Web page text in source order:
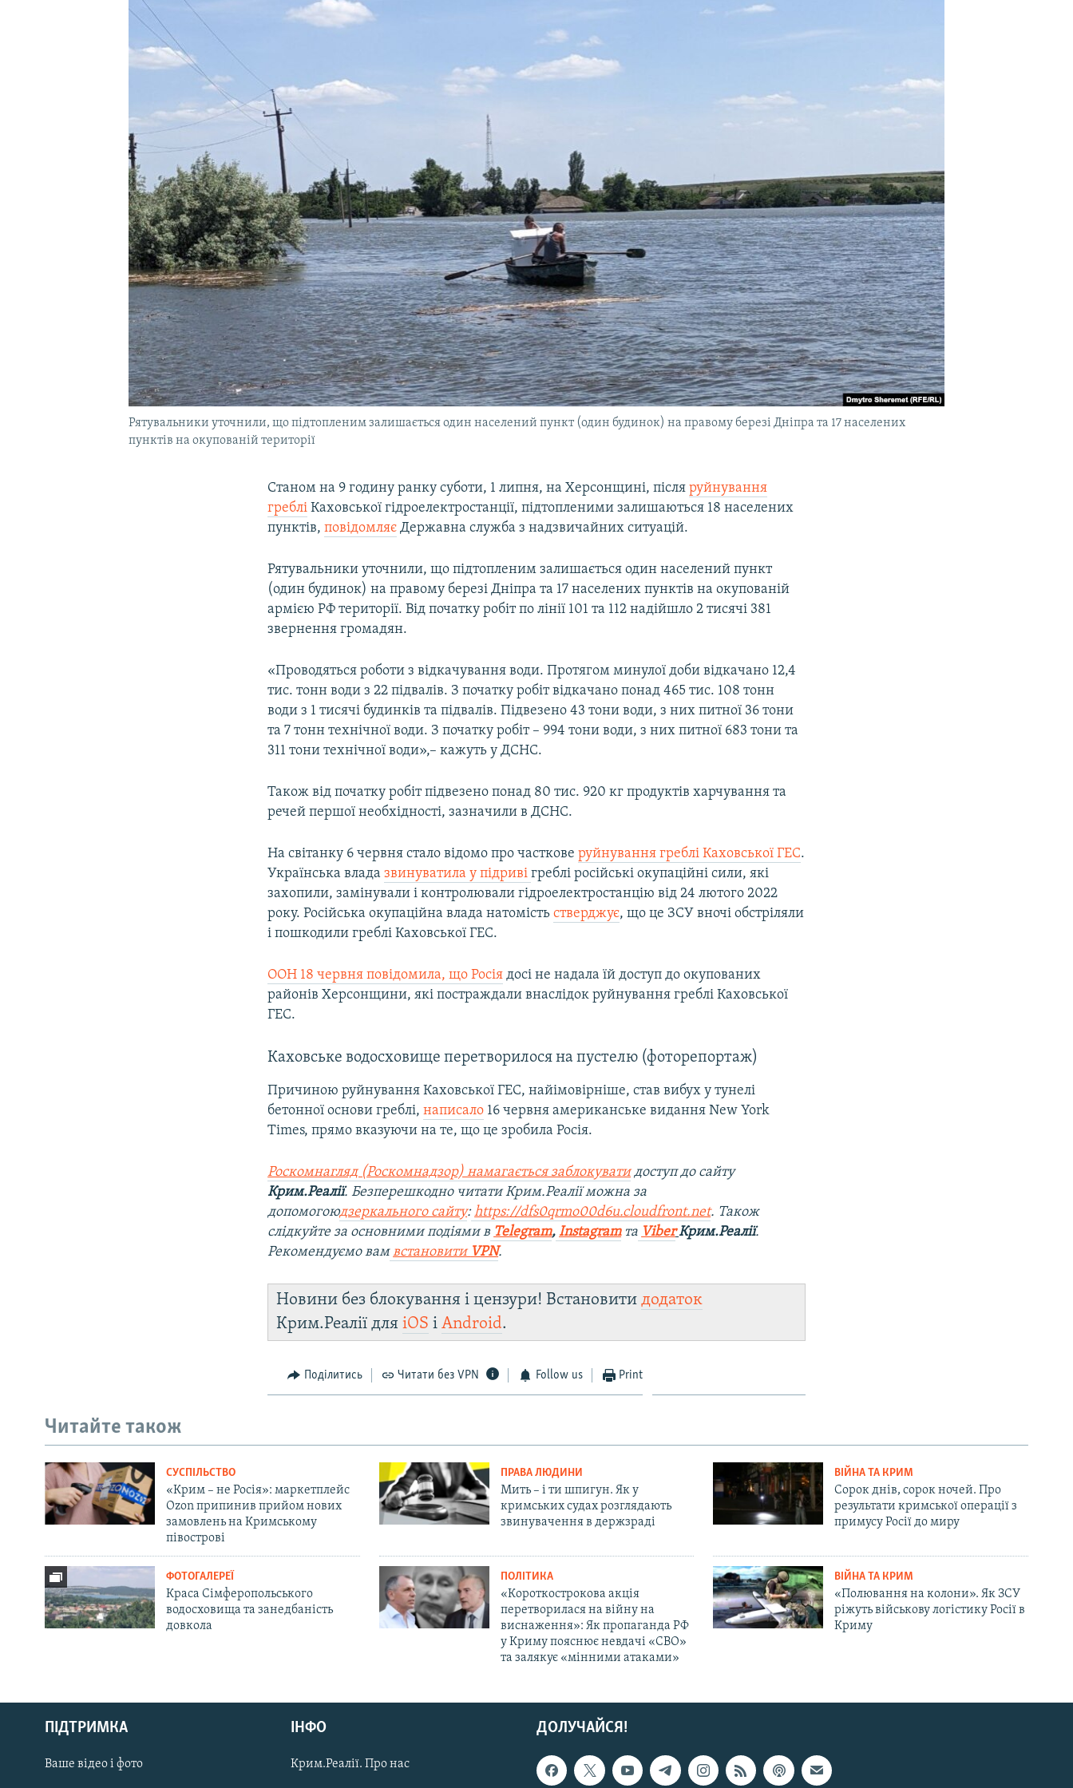
УКРАЇНСЬКА ПРОБЛЕМА КРИМУ
Русский
Qırımtatar
ДОЛУЧАЙСЯ!
Рятувальники уточнили, що підтопленим залишається один населений пункт (один будинок) на правому березі Дніпра та 17 населених
пунктів на окупованій території
Станом на 9 годину ранку суботи, 1 липня, на Херсонщині, післяруйнування
греблі Каховської гідроелектростанції, підтопленими залишаються 18 населених
пунктів,повідомляє Державна служба з надзвичайних ситуацій.
Рятувальники уточнили, що підтопленим залишається один населений пункт
(один будинок) на правому березі Дніпра та 17 населених пунктів на окупованій
армією РФ території. Від початку робіт по лінії 101 та 112 надійшло 2 тисячі 381
звернення громадян.
«Проводяться роботи з відкачування води. Протягом минулої доби відкачано 12,4
тис. тонн води з 22 підвалів. З початку робіт відкачано понад 465 тис. 108 тонн
води з 1 тисячі будинків та підвалів. Підвезено 43 тони води, з них питної 36 тони
та 7 тонн технічної води. З початку робіт – 994 тони води, з них питної 683 тони та
311 тони технічної води»,– кажуть у ДСНС.
Також від початку робіт підвезено понад 80 тис. 920 кг продуктів харчування та
речей першої необхідності, зазначили в ДСНС.
На світанку 6 червня стало відомо про частковеруйнування гребліКаховської ГЕС.
Українська владазвинуватила у підривігреблі російські окупаційні сили, які
захопили, замінували і контролювали гідроелектростанцію від 24 лютого 2022
року. Російська окупаційна влада натомістьстверджує, що це ЗСУ вночі обстріляли
і пошкодили греблі Каховської ГЕС.
ООН 18 червня повідомила, що Росія досі не надала їй доступ до окупованих
районів Херсонщини, які постраждали внаслідок руйнування греблі Каховської
ГЕС.
Каховське водосховище перетворилося на пустелю (фоторепортаж)
Причиною руйнування Каховської ГЕС, найімовірніше, став вибух у тунелі
бетонної основи греблі,написало 16 червня американське видання New York
Times, прямо вказуючи на те, що це зробила Росія.
Роскомнагляд (Роскомнадзор) намагається заблокуватидоступ до сайту
Крим.Реалії. Безперешкодно читати Крим.Реалії можна за
допомогоюдзеркального сайту: https://dfs0qrmo00d6u.cloudfront.net. Також
слідкуйте за основними подіями в Telegram, Instagramта Viber Крим.Реалії.
Рекомендуємо вам встановити VPN.
Новини без блокування і цензури! Встановитидодаток
Крим.Реалії дляiOS іAndroid.
Поділитись Читати без VPN Follow us Print
Читайте також
СУСПІЛЬСТВО
«Крим – не Росія»: маркетплейс
Ozon припинив прийом нових
замовлень на Кримському
півострові
ПРАВА ЛЮДИНИ
Мить – і ти шпигун. Як у
кримських судах розглядають
звинувачення в держзраді
ВІЙНА ТА КРИМ
Сорок днів, сорок ночей. Про
результати кримської операції з
примусу Росії до миру
ФОТОГАЛЕРЕЇ
Краса Сімферопольського
водосховища та занедбаність
довкола
ПОЛІТИКА
«Короткострокова акція
перетворилася на війну на
виснаження»: Як пропаганда РФ
у Криму пояснює невдачі «СВО»
та залякує «мінними атаками»
ВІЙНА ТА КРИМ
«Полювання на колони». Як ЗСУ
ріжуть військову логістику Росії в
Криму
ДОЛУЧАЙСЯ!
ПІДТРИМКА
Ваше відео і фото
ІНФО
Крим.Реалії. Про нас